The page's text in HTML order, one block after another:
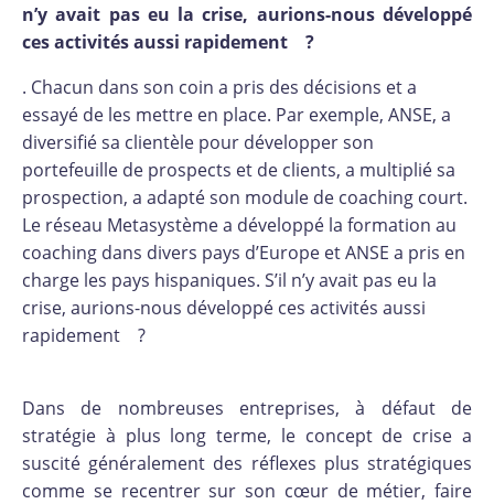
n’y avait pas eu la crise, aurions-nous développé
ces activités aussi rapidement ?
. Chacun dans son coin a pris des décisions et a
essayé de les mettre en place. Par exemple, ANSE, a
diversifié sa clientèle pour développer son
portefeuille de prospects et de clients, a multiplié sa
prospection, a adapté son module de coaching court.
Le réseau Metasystème a développé la formation au
coaching dans divers pays d’Europe et ANSE a pris en
charge les pays hispaniques. S’il n’y avait pas eu la
crise, aurions-nous développé ces activités aussi
rapidement ?
Dans de nombreuses entreprises, à défaut de
stratégie à plus long terme, le concept de crise a
suscité généralement des réflexes plus stratégiques
comme se recentrer sur son cœur de métier, faire